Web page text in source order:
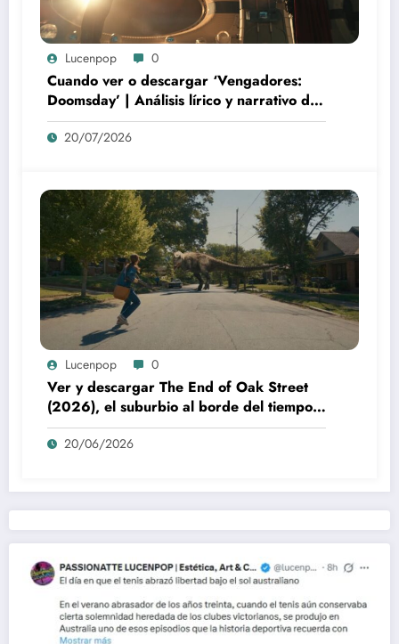
Lucenpop 0
Cuando ver o descargar ‘Vengadores:
Doomsday’ | Análisis lírico y narrativo del
nuevo Vengadores: Doomsday
20/07/2026
Lucenpop 0
Ver y descargar The End of Oak Street
(2026), el suburbio al borde del tiempo:
la poética visual de The End of Oak
Street
20/06/2026